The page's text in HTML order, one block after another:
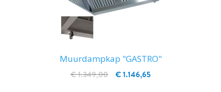
Muurdampkap "GASTRO"
€ 1.146,65
€ 1.349,00